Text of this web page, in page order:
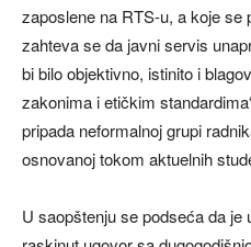
zaposlene na RTS-u, a koje se
zahteva se da javni servis
bi bilo objektivno, istinito i
zakonima i etičkim
pripada neformalnoj grupi
osnovanoj tokom aktuelnih
U saopštenju se podseća da je